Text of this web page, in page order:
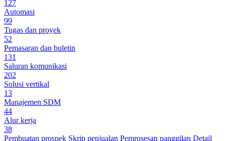
127
Automasi
99
Tugas dan proyek
52
Pemasaran dan buletin
131
Saluran komunikasi
202
Solusi vertikal
13
Manajemen SDM
44
Alur kerja
38
Pembuatan prospek Skrip penjualan Pemrosesan panggilan Detail